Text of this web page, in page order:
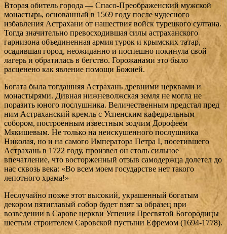
Вторая обитель города — Спасо-Преображенский мужской
монастырь, основанный в 1569 году после чудесного
избавления Астрахани от нашествия войск турецкого султана.
Тогда значительно превосходившая силы астраханского
гарнизона объединенная армия турок и крымских татар,
осадившая город, неожиданно и поспешно покинула свой
лагерь и обратилась в бегство. Горожанами это было
расценено как явление помощи Божией.
Богата была тогдашняя Астрахань древними церквами и
монастырями. Дивная нижневолжская земля не могла не
поразить юного послушника. Величественным предстал пред
ним Астраханский кремль с Успенским кафедральным
собором, построенным известным зодчим Дорофеем
Мякишевым. Не только на неискушенного послушника
Николая, но и на самого Императора Петра I, посетившего
Астрахань в 1722 году, произвел он столь сильное
впечатление, что восторженный отзыв самодержца долетел до
нас сквозь века: «Во всем моем государстве нет такого
лепотного храма!»
Неслучайно позже этот высокий, украшенный богатым
декором пятиглавый собор будет взят за образец при
возведении в Сарове церкви Успения Пресвятой Богородицы
шестым строителем Саровской пустыни Ефремом (1694-1778).